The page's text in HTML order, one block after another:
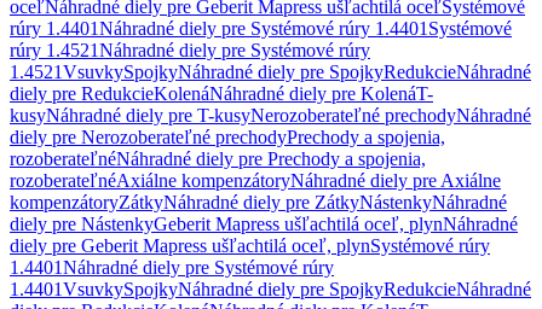
oceľNáhradné diely pre Geberit Mapress ušľachtilá oceľSystémové
rúry 1.4401Náhradné diely pre Systémové rúry 1.4401 Systémové
rúry 1.4521Náhradné diely pre Systémové rúry
1.4521VsuvkySpojkyNáhradné diely pre SpojkyRedukcieNáhradné
diely pre RedukcieKolenáNáhradné diely pre KolenáT-
kusyNáhradné diely pre T-kusyNerozoberateľné prechodyNáhradné
diely pre Nerozoberateľné prechodyPrechody a spojenia,
rozoberateľnéNáhradné diely pre Prechody a spojenia,
rozoberateľnéAxiálne kompenzátoryNáhradné diely pre Axiálne
kompenzátoryZátkyNáhradné diely pre ZátkyNástenkyNáhradné
diely pre NástenkyGeberit Mapress ušľachtilá oceľ, plynNáhradné
diely pre Geberit Mapress ušľachtilá oceľ, plynSystémové rúry
1.4401Náhradné diely pre Systémové rúry
1.4401VsuvkySpojkyNáhradné diely pre SpojkyRedukcieNáhradné